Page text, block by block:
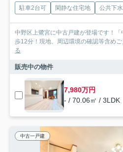
駐車2台可 閑静な住宅地 公共下水
中野区上鷺宮に中古戸建が登場です！
歩12分！現地、周辺環境の確認等含め
る
販売中の物件
7,980万円
- / 70.06㎡ / 3LDK
中古一戸建